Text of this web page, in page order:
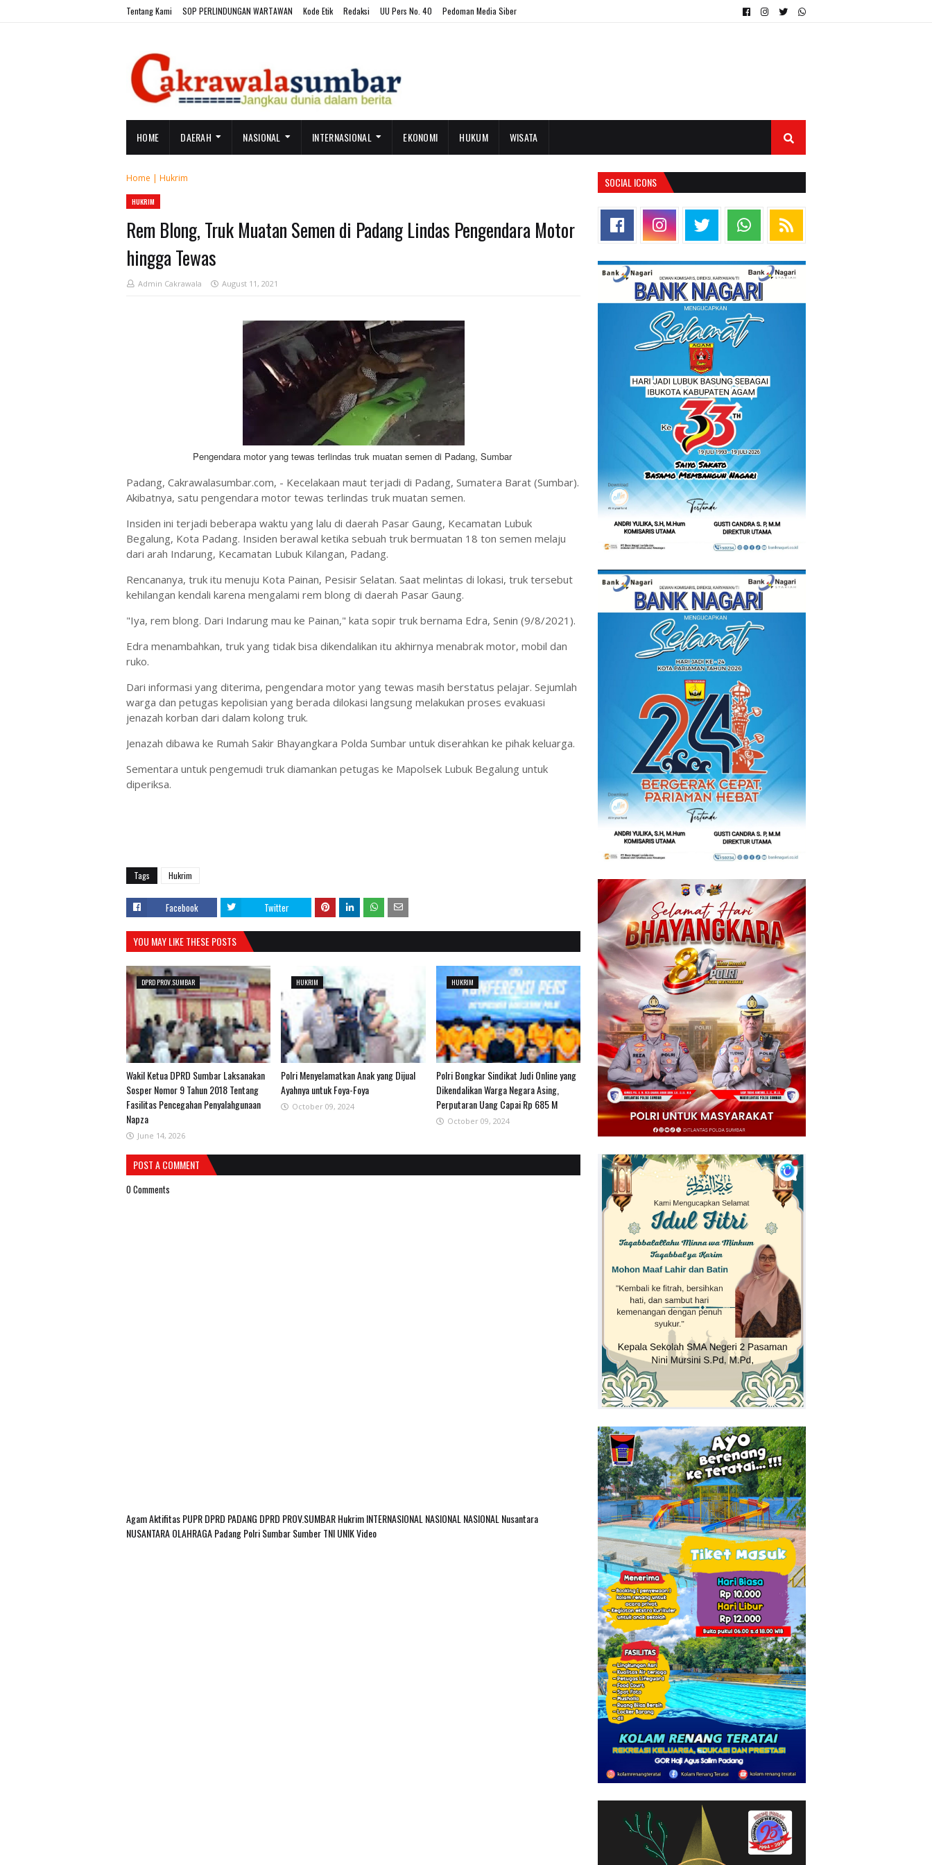
Tentang Kami SOP PERLINDUNGAN WARTAWAN Kode Etik Redaksi UU Pers No. 40 Pedoman Media Siber
HOME DAERAH NASIONAL INTERNASIONAL EKONOMI HUKUM WISATA
Home | Hukrim
HUKRIM
Rem Blong, Truk Muatan Semen di Padang Lindas Pengendara Motor
hingga Tewas
Admin Cakrawala August 11, 2021
Pengendara motor yang tewas terlindas truk muatan semen di Padang, Sumbar
Padang, Cakrawalasumbar.com, - Kecelakaan maut terjadi di Padang, Sumatera Barat (Sumbar).
Akibatnya, satu pengendara motor tewas terlindas truk muatan semen.
Insiden ini terjadi beberapa waktu yang lalu di daerah Pasar Gaung, Kecamatan Lubuk
Begalung, Kota Padang. Insiden berawal ketika sebuah truk bermuatan 18 ton semen melaju
dari arah Indarung, Kecamatan Lubuk Kilangan, Padang.
Rencananya, truk itu menuju Kota Painan, Pesisir Selatan. Saat melintas di lokasi, truk tersebut
kehilangan kendali karena mengalami rem blong di daerah Pasar Gaung.
"Iya, rem blong. Dari Indarung mau ke Painan," kata sopir truk bernama Edra, Senin (9/8/2021).
Edra menambahkan, truk yang tidak bisa dikendalikan itu akhirnya menabrak motor, mobil dan
ruko.
Dari informasi yang diterima, pengendara motor yang tewas masih berstatus pelajar. Sejumlah
warga dan petugas kepolisian yang berada dilokasi langsung melakukan proses evakuasi
jenazah korban dari dalam kolong truk.
Jenazah dibawa ke Rumah Sakir Bhayangkara Polda Sumbar untuk diserahkan ke pihak keluarga.
Sementara untuk pengemudi truk diamankan petugas ke Mapolsek Lubuk Begalung untuk
diperiksa.
Tags Hukrim
Facebook Twitter
YOU MAY LIKE THESE POSTS
DPRD PROV.SUMBAR
Wakil Ketua DPRD Sumbar Laksanakan
Sosper Nomor 9 Tahun 2018 Tentang
Fasilitas Pencegahan Penyalahgunaan
Napza
June 14, 2026
HUKRIM
Polri Menyelamatkan Anak yang Dijual
Ayahnya untuk Foya-Foya
October 09, 2024
HUKRIM
Polri Bongkar Sindikat Judi Online yang
Dikendalikan Warga Negara Asing,
Perputaran Uang Capai Rp 685 M
October 09, 2024
POST A COMMENT
0 Comments
AgamAktifitas PUPRDPRD PADANG DPRD PROV.SUMBARHukrimINTERNASIONAL NASIONAL NASIONAL Nusantara
NUSANTARAOLAHRAGAPadangPolriSumbarSumberTNIUNIKVideo
SOCIAL ICONS